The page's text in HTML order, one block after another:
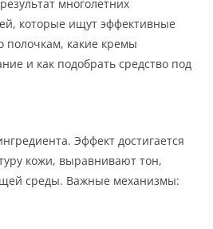
многолетних
которые ищут эффективные
полочкам, какие кремы
и как подобрать средство под
Эффект достигается
кожи, выравнивают тон,
среды. Важные механизмы: